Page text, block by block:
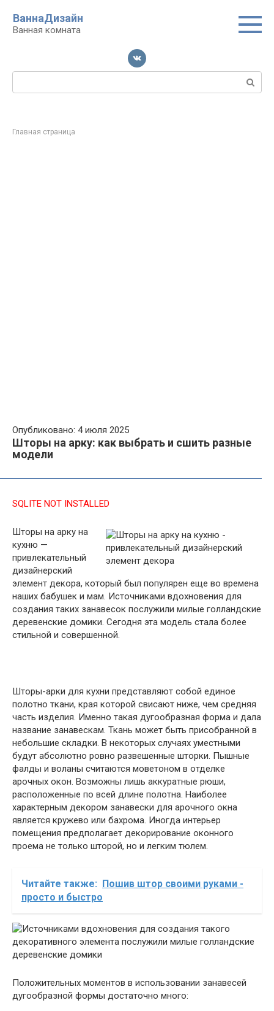
контенту
ВаннаДизайн
Ванная комната
Поиск:
Главная страница
Опубликовано: 4 июля 2025
Шторы на арку: как выбрать и сшить разные
модели
SQLITE NOT INSTALLED
Шторы на арку на
кухню —
привлекательный
дизайнерский
элемент декора, который был популярен еще во времена
наших бабушек и мам. Источниками вдохновения для
создания таких занавесок послужили милые голландские
деревенские домики. Сегодня эта модель стала более
стильной и совершенной.
Шторы-арки для кухни представляют собой единое
полотно ткани, края которой свисают ниже, чем средняя
часть изделия. Именно такая дугообразная форма и дала
название занавескам. Ткань может быть присобранной в
небольшие складки. В некоторых случаях уместными
будут абсолютно ровно развешенные шторки. Пышные
фалды и воланы считаются моветоном в отделке
арочных окон. Возможны лишь аккуратные рюши,
расположенные по всей длине полотна. Наиболее
характерным декором занавески для арочного окна
является кружево или бахрома. Иногда интерьер
помещения предполагает декорирование оконного
проема не только шторой, но и легким тюлем.
Читайте также: Пошив штор своими руками -
просто и быстро
Положительных моментов в использовании занавесей
дугообразной формы достаточно много: